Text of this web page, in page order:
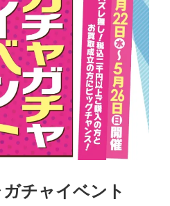
チャイベント